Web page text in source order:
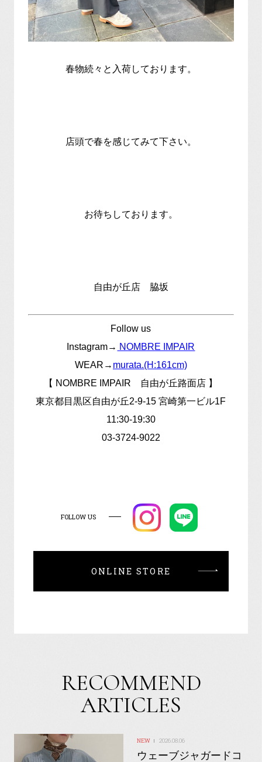
春物続々と入荷しております。
店頭で春を感じてみて下さい。
お待ちしております。
自由が丘店 脇坂
Follow us
Instagram→ NOMBRE IMPAIR
WEAR→ murata.(H:161cm)
【 NOMBRE IMPAIR 自由が丘路面店 】
東京都目黒区自由が丘2-9-15 宮崎第一ビル1F
11:30-19:30
03-3724-9022
FOLLOW US
ONLINE STORE
RECOMMEND
ARTICLES
2026.08.06
ウェーブジャガードコ